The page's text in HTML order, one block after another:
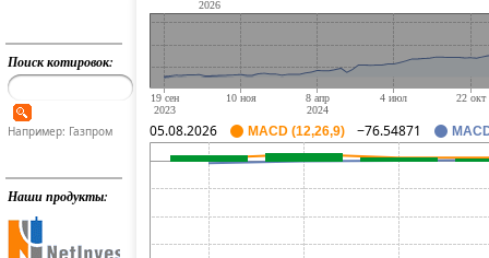
Поиск котировок:
Например: Газпром
Наши продукты:
05.08.2026 MACD (12,26,9) −76.54871